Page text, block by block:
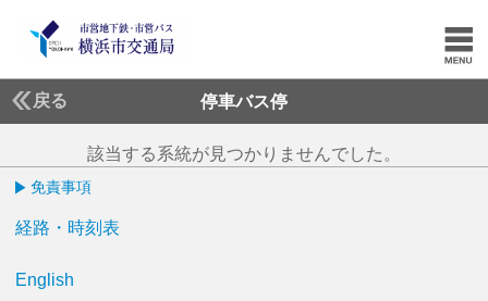
戻る 停車バス停
該当する系統が見つかりませんでした。
免責事項
経路・時刻表
English